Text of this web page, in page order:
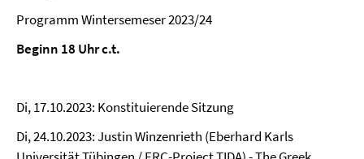
Programm Wintersemeser 2023/24
Beginn 18 Uhr c.t.
Di, 17.10.2023: Konstituierende Sitzung
Di, 24.10.2023: Justin Winzenrieth (Eberhard Karls